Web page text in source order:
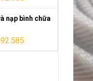
nạp bình chữa